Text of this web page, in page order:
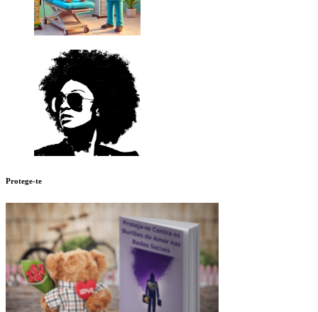
Protege-te